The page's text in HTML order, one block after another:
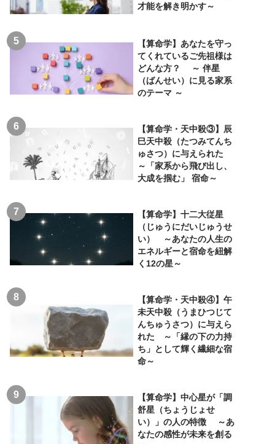
才能を解き明かす～
【算命学】あなたを守っ
てくれているご先祖様は
どんな方？ ～ 伴星
（ばんせい）に見る家系
のテーマ ～
【算命学・天中殺③】辰
巳天中殺（たつみてんち
ゅさつ）に与えられた
～「家系から飛び出し、
大成を掴む」 宿命～
【算命学】十二大従星
（じゅうにだいじゅうせ
い） ～あなたの人生の
エネルギーと宿命を紐解
く12の星～
【算命学・天中殺④】午
未天中殺（うまひつじて
んちゅうさつ）に与えら
れた ～「縁の下の力持
ち」として輝く繊細な宿
命～
【算命学】中心星が「調
舒星（ちょうじょせ
い）」の人の特徴 ～あ
なたの感性が未来を創る